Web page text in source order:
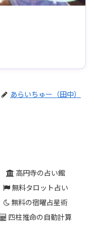
あらいちゅー（田中）
高円寺の占い館
無料タロット占い
無料の宿曜占星術
四柱推命の自動計算